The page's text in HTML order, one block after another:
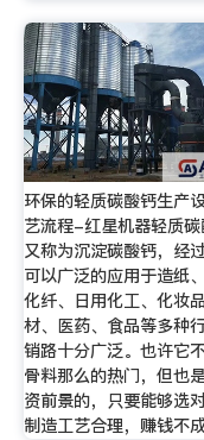
环保的轻质碳酸钙生产
艺流程-红星机器轻质碳
又称为沉淀碳酸钙，经
可以广泛的应用于造纸、
化纤、日用化工、化妆
材、医药、食品等多种行
销路十分广泛。也许它
骨料那么的热门，但也
资前景的，只要能够选对
制造工艺合理，赚钱不成